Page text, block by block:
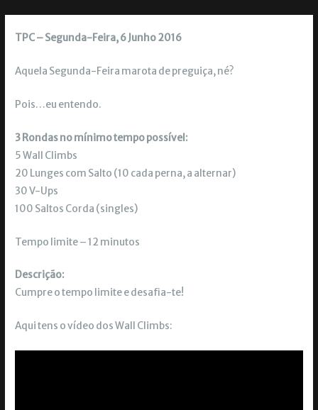
TPC – Segunda-Feira, 6 Junho 2016
Aquela Segunda-Feira marota de preguiça, né?
Pois…eu entendo.
3 Rondas no mínimo tempo possível:
5 Wall Climbs
20 Lunges com Salto (10 cada perna, a alternar)
30 V-Ups
100 Saltos Corda (singles)
Tempo limite – 12 minutos
Descrição:
Cumpre o tempo limite e desafia-te!
Aqui tens o vídeo dos Wall Climbs: